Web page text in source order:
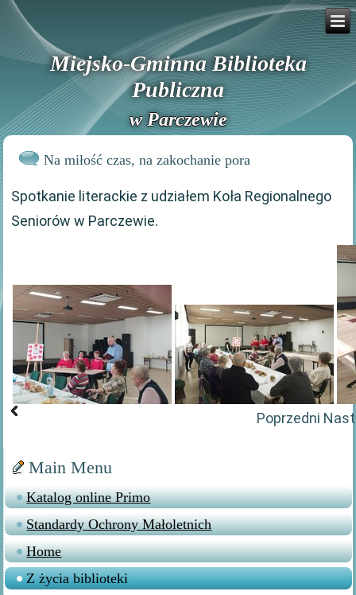
Miejsko-Gminna Biblioteka
Publiczna
w Parczewie
Na miłość czas, na zakochanie pora
Spotkanie literackie z udziałem Koła Regionalnego
Seniorów w Parczewie.
Poprzedni
Main Menu
Katalog online Primo
Standardy Ochrony Małoletnich
Home
Z życia biblioteki